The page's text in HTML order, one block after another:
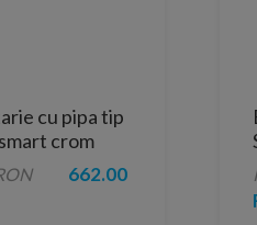
cu pipa tip
crom
662.00